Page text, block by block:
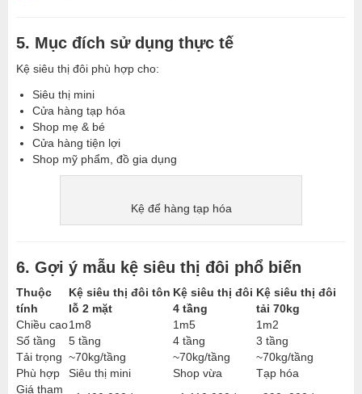
5. Mục đích sử dụng thực tế
Kệ siêu thị đôi phù hợp cho:
Siêu thị mini
Cửa hàng tạp hóa
Shop mẹ & bé
Cửa hàng tiện lợi
Shop mỹ phẩm, đồ gia dụng
Kệ để hàng tạp hóa
6. Gợi ý mẫu kệ siêu thị đôi phổ biến
Thuộc
tính
Kệ siêu thị đôi tôn
lỗ 2 mặt
Kệ siêu thị đôi
4 tầng
Kệ siêu thị đôi
tải 70kg
Chiều cao1m8 1m5
1m2
Số tầng
5 tầng 4 tầng
3 tầng
Tải trọng ~70kg/tầng ~70kg/tầng
~70kg/tầng
Phù hợp
Siêu thị mini Shop vừa
Tạp hóa
Giá tham